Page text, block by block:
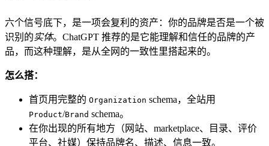
六个信号底下，是一项会复利的资产：你的品牌是否是一个被
识别的实体。ChatGPT 推荐的是它能理解和信任的品牌的产
品，而这种理解，是从全网的一致性里搭起来的。
怎么搭：
首页用完整的 Organization schema，全站用
Product/Brand schema。
在你出现的所有地方（网站、marketplace、目录、评价
平台、社媒）保持品牌名、描述、信息一致。